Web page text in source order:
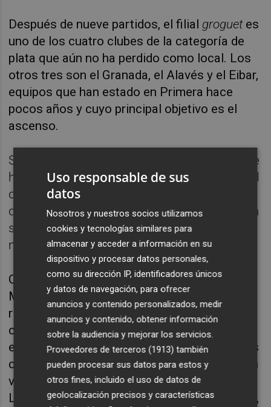
Después de nueve partidos, el filial groguet es
uno de los cuatro clubes de la categoría de
plata que aún no ha perdido como local. Los
otros tres son el Granada, el Alavés y el Eibar,
equipos que han estado en Primera hace
pocos años y cuyo principal objetivo es el
ascenso.
Son cinco victorias y cuatro empates las que
ha cosechado el Villarreal B en casa. Un total
de 19 puntos sobre los 24 que tiene, lo que
quiere decir que el 79% de sus puntos los ha
sumado en Vila-real, donde además ha
marcado 14 de sus 20 goles, el 70%.
Cifras que, sin duda, hablan de que el
Minisubmarino se ha confirmado como un
rival muy fuerte como local, teniendo en
cuenta además que ha recibido a grandes
equipos como el Eibar o el Burgos. No menos
cierto es que varios de los conjuntos que han
visitado la Ciudad Deportiva José Manuel
Llaneza pertenecen a la parte baja de la tabla,
Uso responsable de sus
datos
Nosotros y nuestros socios utilizamos
cookies y tecnologías similares para
almacenar y acceder a información en su
dispositivo y procesar datos personales,
como su dirección IP, identificadores únicos
y datos de navegación, para ofrecer
anuncios y contenido personalizados, medir
anuncios y contenido, obtener información
sobre la audiencia y mejorar los servicios.
Proveedores de terceros (1913) también
pueden procesar sus datos para estos y
otros fines, incluido el uso de datos de
geolocalización precisos y características